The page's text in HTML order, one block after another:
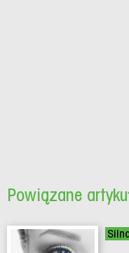
Powiązane